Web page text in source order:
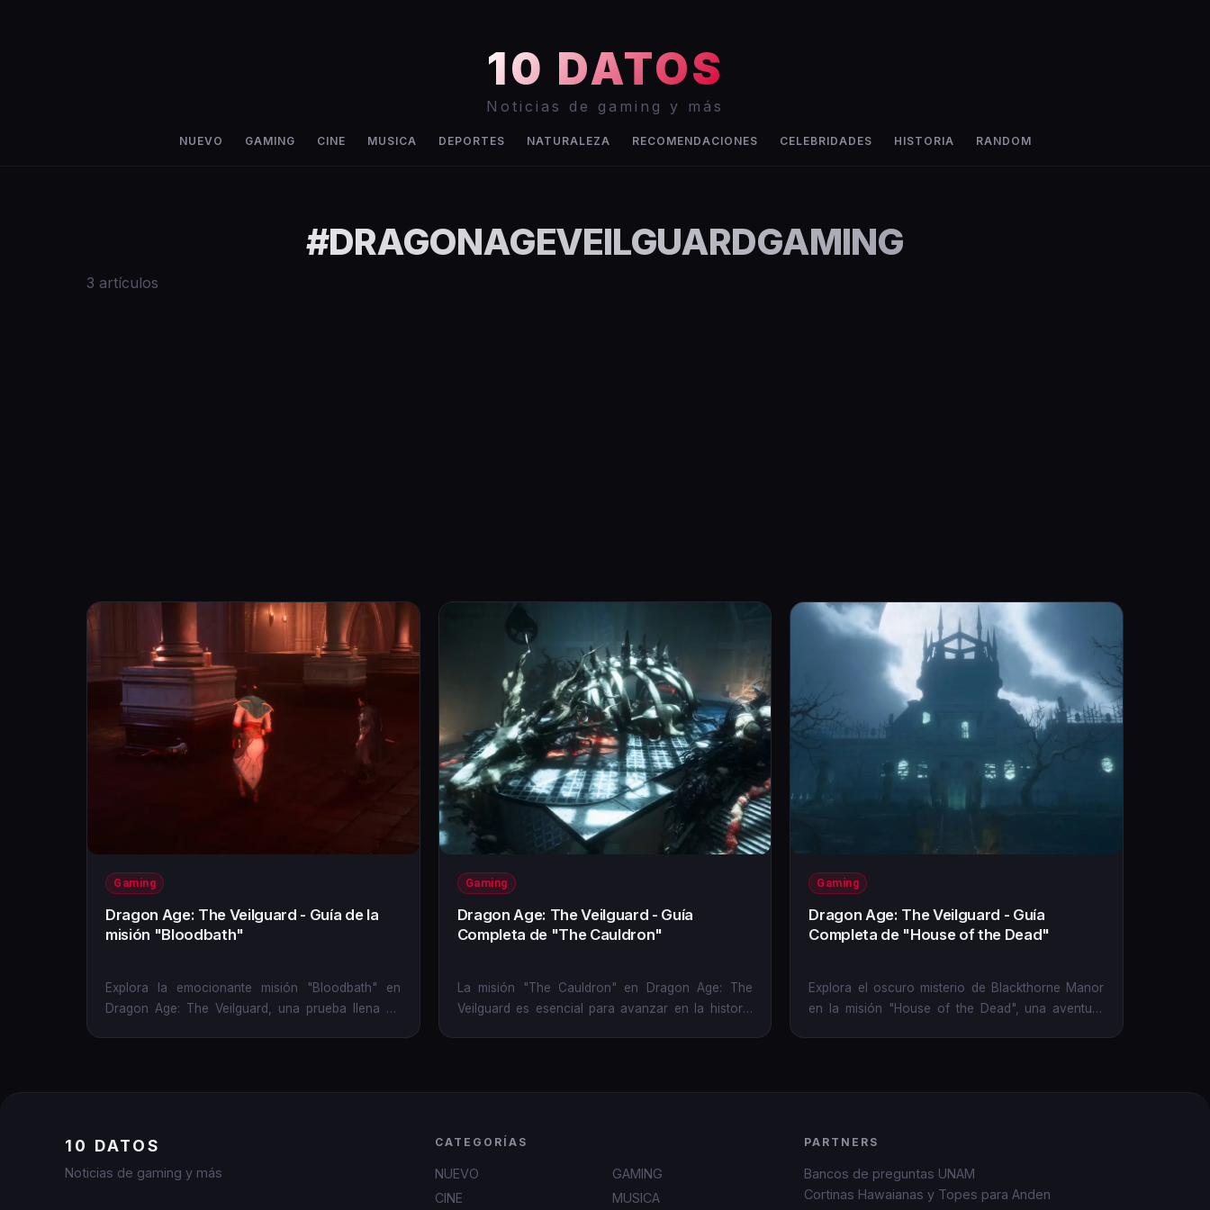
10 DATOS
Noticias de gaming y más
NUEVO GAMING CINE MUSICA DEPORTES NATURALEZA RECOMENDACIONES CELEBRIDADES HISTORIA RANDOM
#DRAGONAGEVEILGUARDGAMING
3 artículos
Gaming
Dragon Age: The Veilguard - Guía de la
misión "Bloodbath"
Explora la emocionante misión "Bloodbath" en
Dragon Age: The Veilguard, una prueba llena de
Gaming
Dragon Age: The Veilguard - Guía
Completa de "The Cauldron"
La misión "The Cauldron" en Dragon Age: The
Veilguard es esencial para avanzar en la historia
Gaming
Dragon Age: The Veilguard - Guía
Completa de "House of the Dead"
Explora el oscuro misterio de Blackthorne Manor
en la misión "House of the Dead", una aventura
10 DATOS
Noticias de gaming y más
CATEGORÍAS
NUEVO
GAMING
CINE
MUSICA
PARTNERS
Bancos de preguntas UNAM
Cortinas Hawaianas y Topes para Anden